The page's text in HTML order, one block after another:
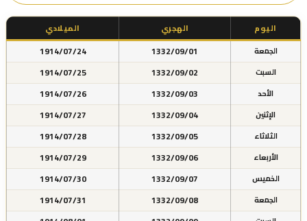
اليوم الهجري
الميلادي
الجمعة
1332/09/01
1914/07/24
السبت 1332/09/02
1914/07/25
الأحد 1332/09/03
1914/07/26
الإثنين 1332/09/04
1914/07/27
الثلاثاء 1332/09/05
1914/07/28
الأربعاء 1332/09/06
1914/07/29
الخميس 1332/09/07
1914/07/30
الجمعة 1332/09/08
1914/07/31